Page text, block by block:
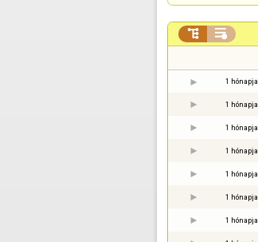
 
1 hónapja
1 hónapja
1 hónapja
1 hónapja
1 hónapja
1 hónapja
1 hónapja